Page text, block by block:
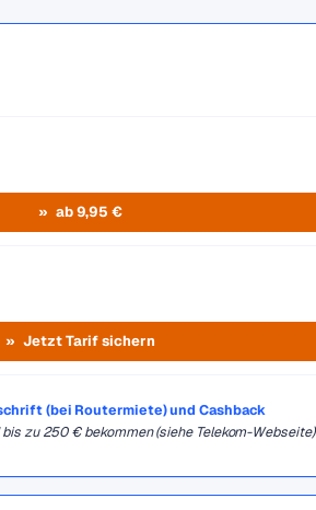
ab 9,95 €
Jetzt Tarif sichern
(bei Routermiete) und Cashback
zu 250 € bekommen (siehe Telekom-Webseite)